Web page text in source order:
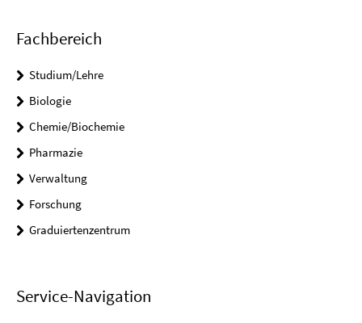
Fachbereich
Studium/Lehre
Biologie
Chemie/Biochemie
Pharmazie
Verwaltung
Forschung
Graduiertenzentrum
Service-Navigation